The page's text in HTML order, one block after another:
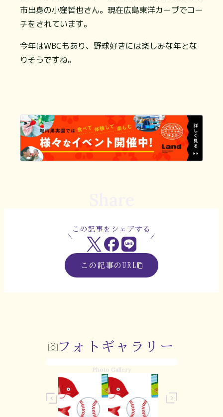
市出身の小窪哲也さん。現在広島東洋カープでコー
チをされています。
今年はWBCもあり、野球好きには楽しみな年とな
りそうですね。
この記事をシェアする
この記事のURL
フォトギャラリー
Photo Gallery